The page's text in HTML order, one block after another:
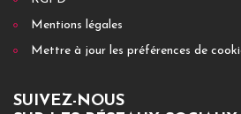
Mentions légales
Mettre à jour les préférences de
SUIVEZ-NOUS